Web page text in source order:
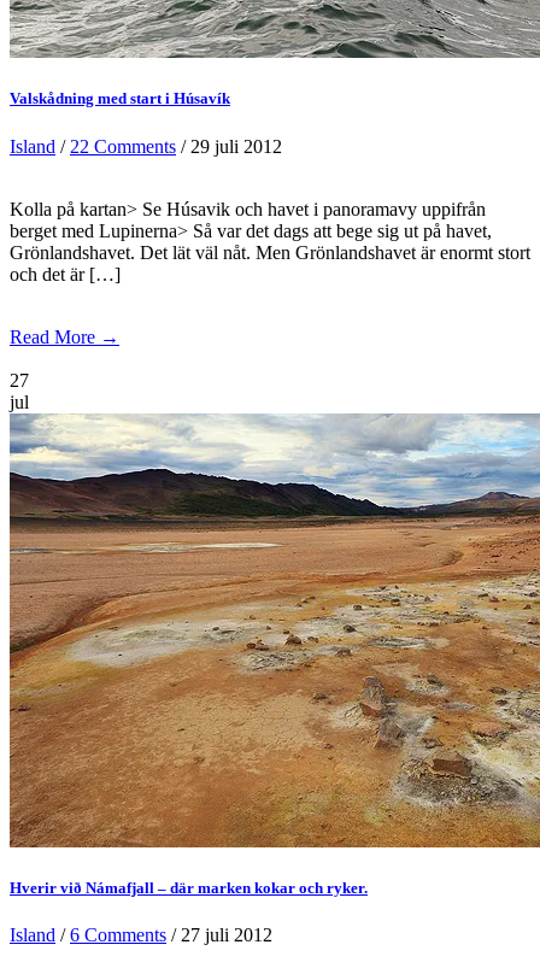
Valskådning med start i Húsavík
Island / 22 Comments / 29 juli 2012
Kolla på kartan> Se Húsavik och havet i panoramavy uppifrån
berget med Lupinerna> Så var det dags att bege sig ut på havet,
Grönlandshavet. Det lät väl nåt. Men Grönlandshavet är enormt stort
och det är […]
Read More →
27
jul
Hverir við Námafjall – där marken kokar och ryker.
Island /6 Comments / 27 juli 2012